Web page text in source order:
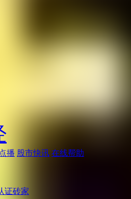
点播 股市快讯 在线帮助
证砖家